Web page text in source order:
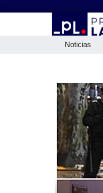
Noticias